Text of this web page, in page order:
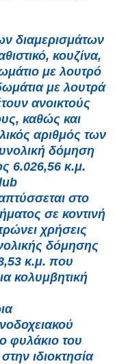
διαμερισμάτων
κουζίνα,
με λουτρό
με λουτρά
ανοικτούς
καθώς και
αριθμός των
δόμηση
6.026,56 κ.μ.
στο
σε κοντινή
χρήσεις
δόμησης
κ.μ. που
κολυμβητική
φυλάκιο του
ιδιοκτησία